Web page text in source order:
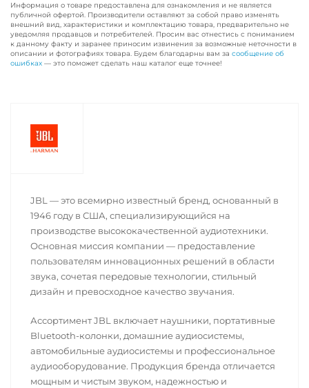
Информация о товаре предоставлена для ознакомления и не является
публичной офертой. Производители оставляют за собой право изменять
внешний вид, характеристики и комплектацию товара, предварительно не
уведомляя продавцов и потребителей. Просим вас отнестись с пониманием
к данному факту и заранее приносим извинения за возможные неточности в
описании и фотографиях товара. Будем благодарны вам за сообщение об
ошибках — это поможет сделать наш каталог еще точнее!
JBL — это всемирно известный бренд, основанный в
1946 году в США, специализирующийся на
производстве высококачественной аудиотехники.
Основная миссия компании — предоставление
пользователям инновационных решений в области
звука, сочетая передовые технологии, стильный
дизайн и превосходное качество звучания.
Ассортимент JBL включает наушники, портативные
Bluetooth-колонки, домашние аудиосистемы,
автомобильные аудиосистемы и профессиональное
аудиооборудование. Продукция бренда отличается
мощным и чистым звуком, надежностью и